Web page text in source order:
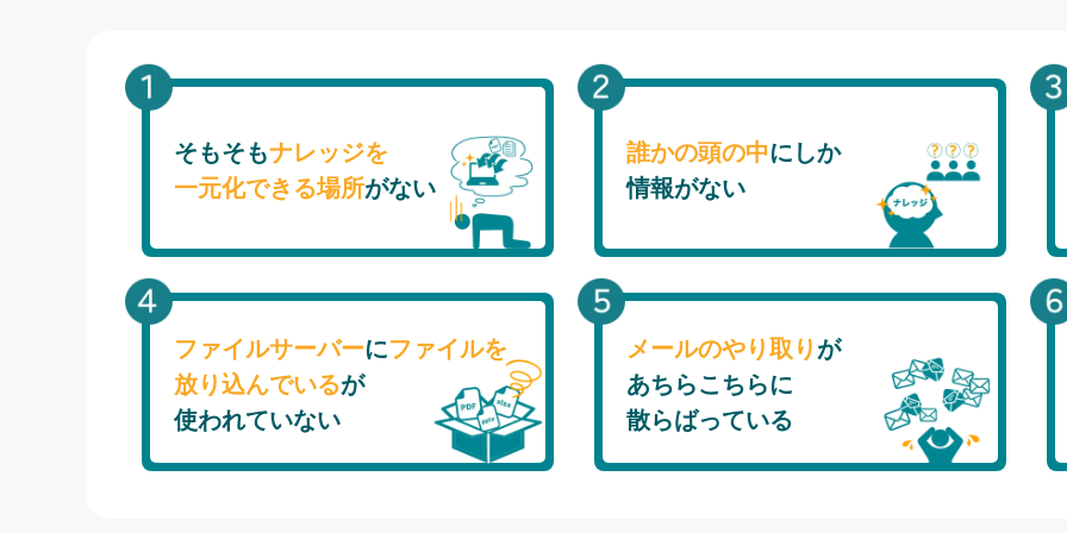
そもそもナレッジを
一元化できる場所がない
誰かの頭の中にしか
情報がない
ファイルサーバーにファイルを
放り込んでいるが
使われていない
メールのやり取り が
あちらこちらに
散らばっている